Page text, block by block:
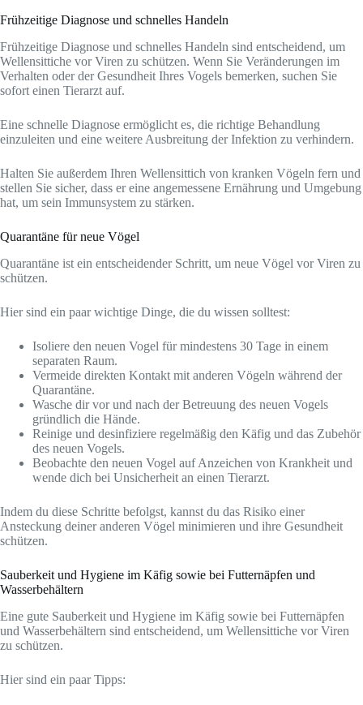
Frühzeitige Diagnose und schnelles Handeln
Frühzeitige Diagnose und schnelles Handeln sind entscheidend, um
Wellensittiche vor Viren zu schützen. Wenn Sie Veränderungen im
Verhalten oder der Gesundheit Ihres Vogels bemerken, suchen Sie
sofort einen Tierarzt auf.
Eine schnelle Diagnose ermöglicht es, die richtige Behandlung
einzuleiten und eine weitere Ausbreitung der Infektion zu verhindern.
Halten Sie außerdem Ihren Wellensittich von kranken Vögeln fern und
stellen Sie sicher, dass er eine angemessene Ernährung und Umgebung
hat, um sein Immunsystem zu stärken.
Quarantäne für neue Vögel
Quarantäne ist ein entscheidender Schritt, um neue Vögel vor Viren zu
schützen.
Hier sind ein paar wichtige Dinge, die du wissen solltest:
Isoliere den neuen Vogel für mindestens 30 Tage in einem
separaten Raum.
Vermeide direkten Kontakt mit anderen Vögeln während der
Quarantäne.
Wasche dir vor und nach der Betreuung des neuen Vogels
gründlich die Hände.
Reinige und desinfiziere regelmäßig den Käfig und das Zubehör
des neuen Vogels.
Beobachte den neuen Vogel auf Anzeichen von Krankheit und
wende dich bei Unsicherheit an einen Tierarzt.
Indem du diese Schritte befolgst, kannst du das Risiko einer
Ansteckung deiner anderen Vögel minimieren und ihre Gesundheit
schützen.
Sauberkeit und Hygiene im Käfig sowie bei Futternäpfen und
Wasserbehältern
Eine gute Sauberkeit und Hygiene im Käfig sowie bei Futternäpfen
und Wasserbehältern sind entscheidend, um Wellensittiche vor Viren
zu schützen.
Hier sind ein paar Tipps: